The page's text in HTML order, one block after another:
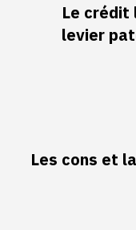
Le crédit
levier
Les cons et